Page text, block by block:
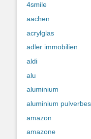
4smile
aachen
acrylglas
adler immobilien
aldi
alu
aluminium
aluminium
amazon
amazone